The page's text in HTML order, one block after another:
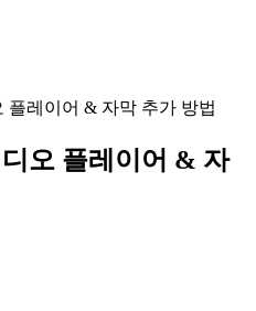
플레이어 & 자막 추가 방법
오 플레이어 & 자